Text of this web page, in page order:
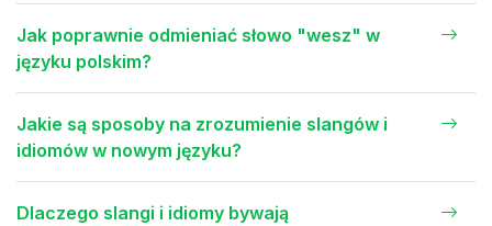
Jak poprawnie odmieniać słowo "wesz" w
języku polskim?
Jakie są sposoby na zrozumienie slangów i
idiomów w nowym języku?
Dlaczego slangi i idiomy bywają